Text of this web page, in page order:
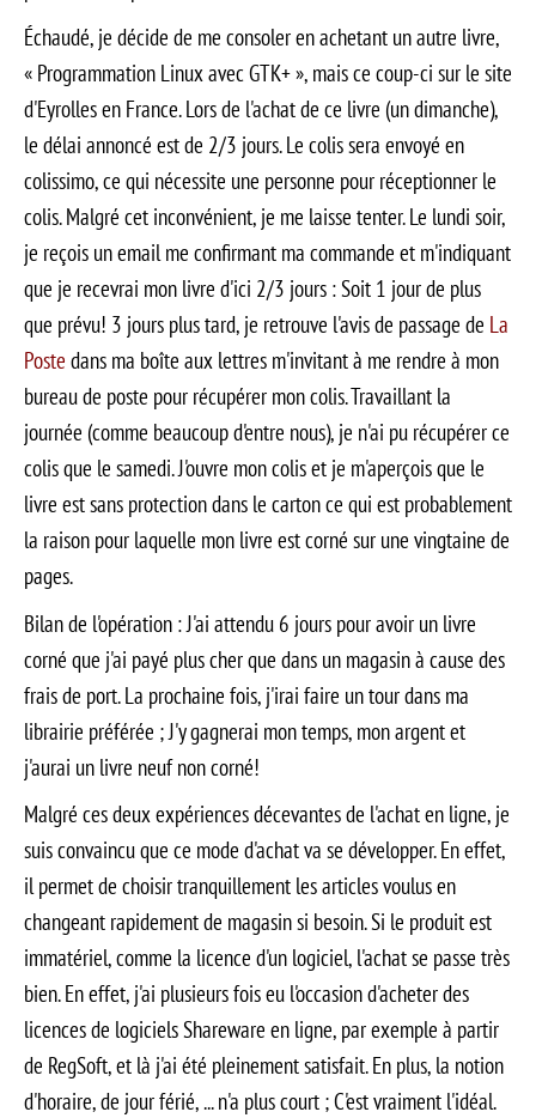
Échaudé, je décide de me consoler en achetant un autre livre,
« Programmation Linux avec GTK+ », mais ce coup-ci sur le site
d'Eyrolles en France. Lors de l'achat de ce livre (un dimanche),
le délai annoncé est de 2/3 jours. Le colis sera envoyé en
colissimo, ce qui nécessite une personne pour réceptionner le
colis. Malgré cet inconvénient, je me laisse tenter. Le lundi soir,
je reçois un email me confirmant ma commande et m'indiquant
que je recevrai mon livre d'ici 2/3 jours : Soit 1 jour de plus
que prévu! 3 jours plus tard, je retrouve l'avis de passage de La
Poste dans ma boîte aux lettres m'invitant à me rendre à mon
bureau de poste pour récupérer mon colis. Travaillant la
journée (comme beaucoup d'entre nous), je n'ai pu récupérer ce
colis que le samedi. J'ouvre mon colis et je m'aperçois que le
livre est sans protection dans le carton ce qui est probablement
la raison pour laquelle mon livre est corné sur une vingtaine de
pages.
Bilan de l'opération : J'ai attendu 6 jours pour avoir un livre
corné que j'ai payé plus cher que dans un magasin à cause des
frais de port. La prochaine fois, j'irai faire un tour dans ma
librairie préférée ; J'y gagnerai mon temps, mon argent et
j'aurai un livre neuf non corné!
Malgré ces deux expériences décevantes de l'achat en ligne, je
suis convaincu que ce mode d'achat va se développer. En effet,
il permet de choisir tranquillement les articles voulus en
changeant rapidement de magasin si besoin. Si le produit est
immatériel, comme la licence d'un logiciel, l'achat se passe très
bien. En effet, j'ai plusieurs fois eu l'occasion d'acheter des
licences de logiciels Shareware en ligne, par exemple à partir
de RegSoft, et là j'ai été pleinement satisfait. En plus, la notion
d'horaire, de jour férié, ... n'a plus court ; C'est vraiment l'idéal.